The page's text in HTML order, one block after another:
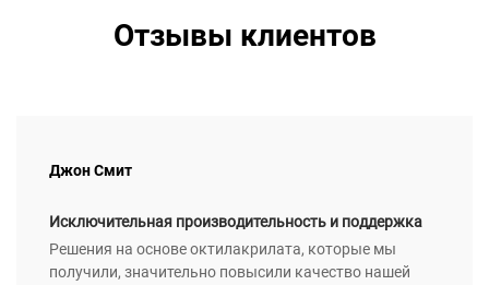
Отзывы клиентов
Джон Смит
Исключительная производительность и поддержка
Решения на основе октилакрилата, которые мы
получили, значительно повысили качество нашей